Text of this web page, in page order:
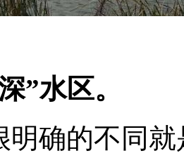
”水区。
明确的不同